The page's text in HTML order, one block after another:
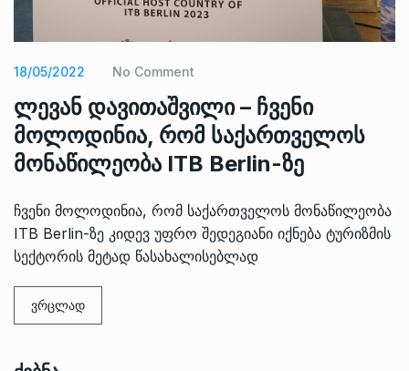
18/05/2022 No Comment
ლევან დავითაშვილი – ჩვენი
მოლოდინია, რომ საქართველოს
მონაწილეობა ITB Berlin-ზე
ჩვენი მოლოდინია, რომ საქართველოს მონაწილეობა
ITB Berlin-ზე კიდევ უფრო შედეგიანი იქნება ტურიზმის
სექტორის მეტად წასახალისებლად
ვრცლად